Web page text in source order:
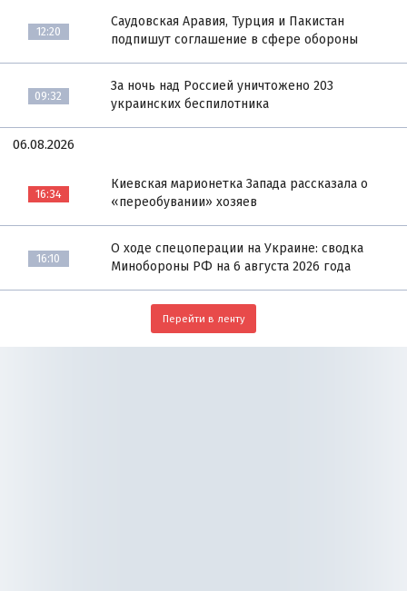
12:20
Саудовская Аравия, Турция и Пакистан
подпишут соглашение в сфере обороны
09:32
За ночь над Россией уничтожено 203
украинских беспилотника
06.08.2026
16:34
Киевская марионетка Запада рассказала о
«переобувании» хозяев
16:10
О ходе спецоперации на Украине: сводка
Минобороны РФ на 6 августа 2026 года
Перейти в ленту